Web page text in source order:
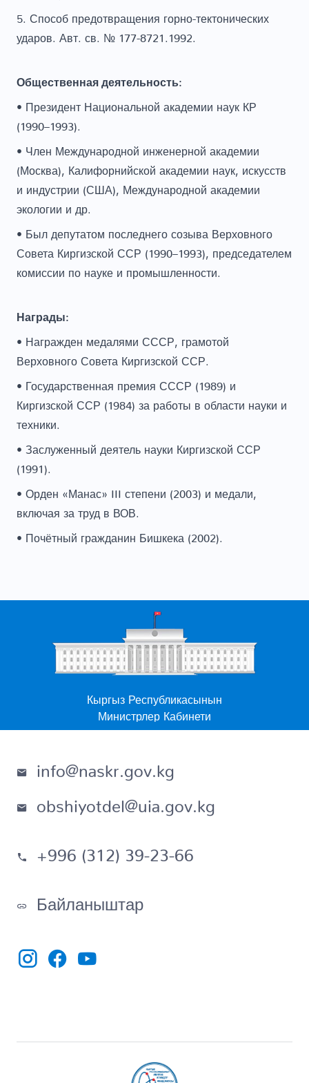
5. Способ предотвращения горно-тектонических
ударов. Авт. св. № 177-8721.1992.
Общественная деятельность:
• Президент Национальной академии наук КР
(1990–1993).
• Член Международной инженерной академии
(Москва), Калифорнийской академии наук, искусств
и индустрии (США), Международной академии
экологии и др.
• Был депутатом последнего созыва Верховного
Совета Киргизской ССР (1990–1993), председателем
комиссии по науке и промышленности.
Награды:
• Награжден медалями СССР, грамотой
Верховного Совета Киргизской ССР.
• Государственная премия СССР (1989) и
Киргизской ССР (1984) за работы в области науки и
техники.
• Заслуженный деятель науки Киргизской ССР
(1991).
• Орден «Манас» III степени (2003) и медали,
включая за труд в ВОВ.
• Почётный гражданин Бишкека (2002).
Кыргыз Республикасынын
Министрлер Кабинети
info@naskr.gov.kg
obshiyotdel@uia.gov.kg
+996 (312) 39-23-66
Байланыштар